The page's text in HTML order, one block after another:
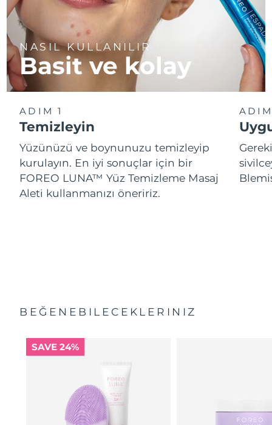
NASIL KULLANILIR
Basit ve kolay
ADIM 1
Temizleyin
Yüzünüzü ve boynunuzu temizleyip
kurulayın. En iyi sonuçlar için bir
FOREO LUNA™ Yüz Temizleme Masaj
Aleti kullanmanızı öneririz.
BEĞENEBILECEKLERINIZ
SAVE 24%